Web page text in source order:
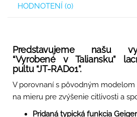
HODNOTENÍ (0)
Predstavujeme našu
“Vyrobené v Taliansku”
pultu “JT-RAD01”.
V porovnaní s pôvodným modelom
na mieru pre zvýšenie citlivosti a
Pridaná typická funkcia